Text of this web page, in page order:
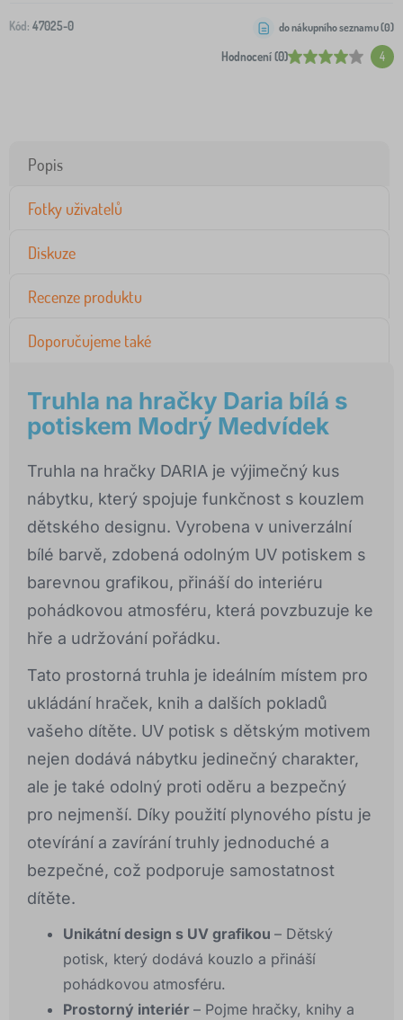
Kód: 47025-0
Hodnocení (0) 4
do nákupního seznamu (0)
Popis
Fotky uživatelů
Diskuze
Recenze produktu
Doporučujeme také
Truhla na hračky Daria bílá s
potiskem Modrý Medvídek
Truhla na hračky DARIA je výjimečný kus
nábytku, který spojuje funkčnost s kouzlem
dětského designu. Vyrobena v univerzální
bílé barvě, zdobená odolným UV potiskem s
barevnou grafikou, přináší do interiéru
pohádkovou atmosféru, která povzbuzuje ke
hře a udržování pořádku.
Tato prostorná truhla je ideálním místem pro
ukládání hraček, knih a dalších pokladů
vašeho dítěte. UV potisk s dětským motivem
nejen dodává nábytku jedinečný charakter,
ale je také odolný proti oděru a bezpečný
pro nejmenší. Díky použití plynového pístu je
otevírání a zavírání truhly jednoduché a
bezpečné, což podporuje samostatnost
dítěte.
Unikátní design s UV grafikou – Dětský
potisk, který dodává kouzlo a přináší
pohádkovou atmosféru.
Prostorný interiér – Pojme hračky, knihy a